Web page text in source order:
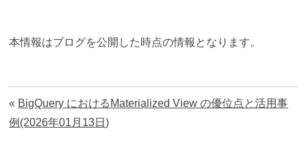
本情報はブログを公開した時点の情報となります。
« BigQuery におけるMaterialized View の優位点と活用事
例(2026年01月13日)